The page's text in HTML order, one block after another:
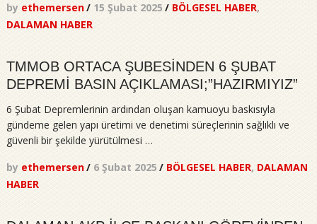
by ethemersen/ 15 Şubat 2025 / BÖLGESEL HABER,
DALAMAN HABER
TMMOB ORTACA ŞUBESİNDEN 6 ŞUBAT
DEPREMİ BASIN AÇIKLAMASI;”HAZIRMIYIZ”
6 Şubat Depremlerinin ardından oluşan kamuoyu baskısıyla
gündeme gelen yapı üretimi ve denetimi süreçlerinin sağlıklı ve
güvenli bir şekilde yürütülmesi …
by ethemersen/ 6 Şubat 2025 / BÖLGESEL HABER, DALAMAN
HABER